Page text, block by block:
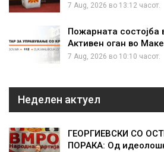
7 Aug, 2026 во 13:12 часот.
Пожарната состојба
Активен оган во
7 Aug, 2026 во 10:10 часот.
Неделен актуел
ГЕОРГИЕВСКИ СО
ПОРАКА: Од